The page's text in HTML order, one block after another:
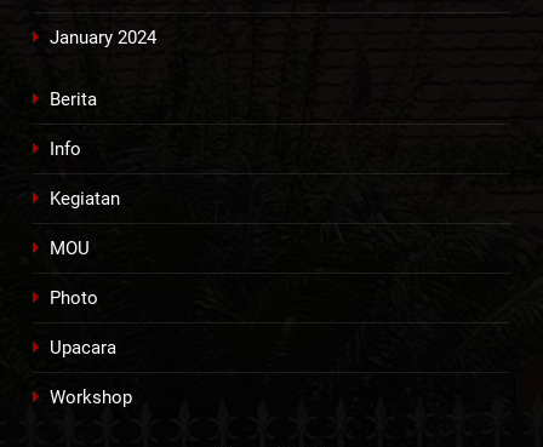
January 2024
Berita
Info
Kegiatan
MOU
Photo
Upacara
Workshop